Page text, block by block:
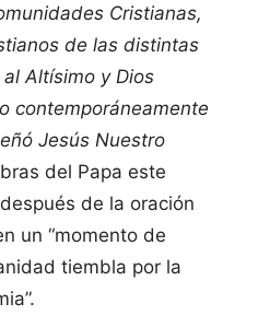
Cristianas,
de las distintas
Altísimo y Dios
contemporáneamente
Jesús Nuestro
del Papa este
de la oración
un “momento de
tiembla por la